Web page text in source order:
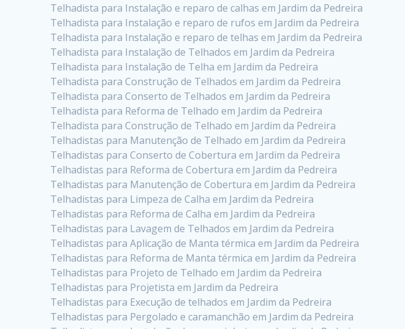
Telhadista para Instalação e reparo de calhas em Jardim da Pedreira
Telhadista para Instalação e reparo de rufos em Jardim da Pedreira
Telhadista para Instalação e reparo de telhas em Jardim da Pedreira
Telhadista para Instalação de Telhados em Jardim da Pedreira
Telhadista para Instalação de Telha em Jardim da Pedreira
Telhadista para Construção de Telhados em Jardim da Pedreira
Telhadista para Conserto de Telhados em Jardim da Pedreira
Telhadista para Reforma de Telhado em Jardim da Pedreira
Telhadista para Construção de Telhado em Jardim da Pedreira
Telhadistas para Manutenção de Telhado em Jardim da Pedreira
Telhadistas para Conserto de Cobertura em Jardim da Pedreira
Telhadistas para Reforma de Cobertura em Jardim da Pedreira
Telhadistas para Manutenção de Cobertura em Jardim da Pedreira
Telhadistas para Limpeza de Calha em Jardim da Pedreira
Telhadistas para Reforma de Calha em Jardim da Pedreira
Telhadistas para Lavagem de Telhados em Jardim da Pedreira
Telhadistas para Aplicação de Manta térmica em Jardim da Pedreira
Telhadistas para Reforma de Manta térmica em Jardim da Pedreira
Telhadistas para Projeto de Telhado em Jardim da Pedreira
Telhadistas para Projetista em Jardim da Pedreira
Telhadistas para Execução de telhados em Jardim da Pedreira
Telhadistas para Pergolado e caramanchão em Jardim da Pedreira